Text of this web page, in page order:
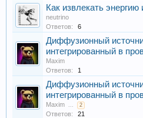
Как извлекать энергию
neutrino
Ответов:
6
Диффузионный
интегрированный в
Maxim
Ответов:
1
Диффузионный
интегрированный в
Maxim ... 2
Ответов: 21